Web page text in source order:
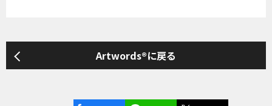
Artwords®に戻る